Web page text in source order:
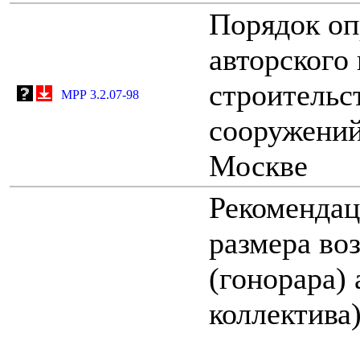
МРР 3.2.07-98
Порядок
Москве
размера
(гонорара)